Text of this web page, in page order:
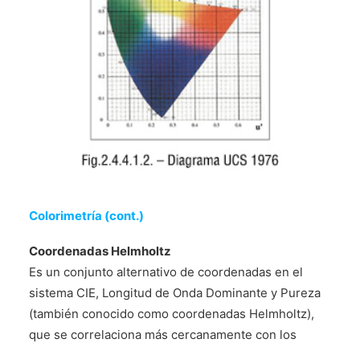
Colorimetría (cont.)
Coordenadas Helmholtz
Es un conjunto alternativo de coordenadas en el
sistema CIE, Longitud de Onda Dominante y Pureza
(también conocido como coordenadas Helmholtz),
que se correlaciona más cercanamente con los